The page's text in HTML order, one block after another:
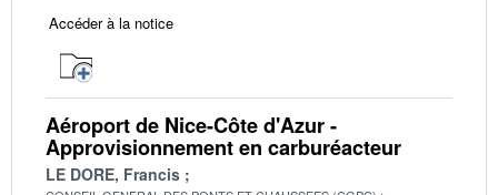
Accéder à la notice
Aéroport de Nice-Côte d'Azur -
Approvisionnement en carburéacteur
LE DORE, Francis